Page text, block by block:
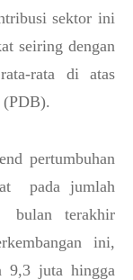
sektor ini
seiring dengan
rata di atas
(PDB).
pertumbuhan
pada jumlah
bulan terakhir
ini,
9,3 juta hingga